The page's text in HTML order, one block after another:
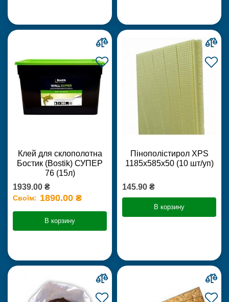
Клей для склополотна
Бостик (Bostik) СУПЕР
76 (15л)
1939.00 ₴
Своїм: 1890.00 ₴
В корзину
Пінополістирол XPS
1185х585х50 (10 шт/уп)
145.90 ₴
В корзину